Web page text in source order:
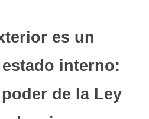
es un
interno:
de la Ley